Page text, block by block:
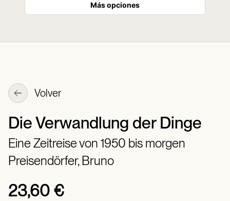
Más opciones
Volver
Die Verwandlung der Dinge
Eine Zeitreise von 1950 bis morgen
Preisendörfer, Bruno
23,60 €